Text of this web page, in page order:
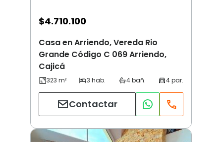
$4.710.100
Casa en Arriendo, Vereda Rio
Grande Código C 069 Arriendo,
Cajicá
Contactar